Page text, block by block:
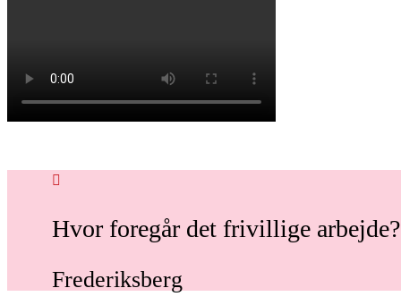
Hvor foregår det frivillige arbejde?
Frederiksberg